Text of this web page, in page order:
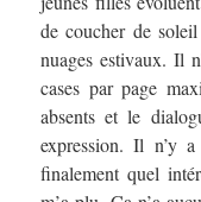
de coucher de
nuages estivaux. Il
cases par page
absents et le
expression. Il n’y
finalement quel